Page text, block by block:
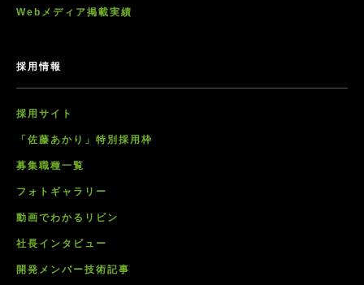
Webメディア掲載実績
採用情報
採用サイト
「佐藤あかり」特別採用枠
募集職種一覧
フォトギャラリー
動画でわかるリビン
社長インタビュー
開発メンバー技術記事